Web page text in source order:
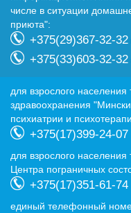
числе в ситуации
приюта":
+375(29)367-32-32
+375(33)603-32-32
для взрослого
здравоохранения
психиатрии и
+375(17)399-24-07
для взрослого населения
Центра пограничных
+375(17)351-61-74
eдиный телефонный